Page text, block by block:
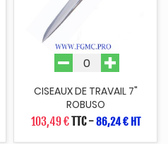
CISEAUX DE TRAVAIL 7"
ROBUSO
103,49 €TTC-86,24 € HT